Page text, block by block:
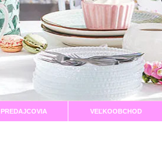
PREDAJCOVIA VEĽKOOBCHOD